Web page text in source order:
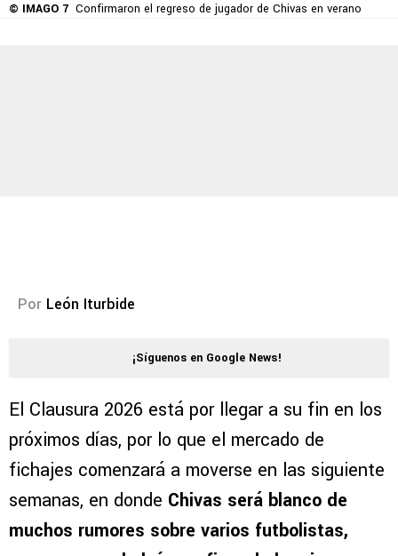
© IMAGO 7 Confirmaron el regreso de jugador de Chivas en verano
Por León Iturbide
¡Síguenos en Google News!
El Clausura 2026 está por llegar a su fin en los
próximos días, por lo que el mercado de
fichajes comenzará a moverse en las siguiente
semanas, en donde Chivas será blanco de
muchos rumores sobre varios futbolistas,